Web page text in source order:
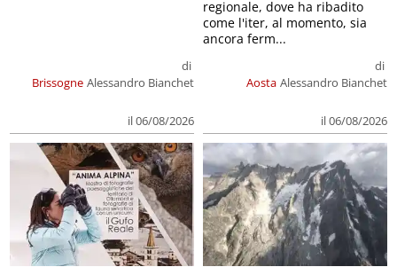
Brissogne
di
Alessandro Bianchet
il 06/08/2026
Aosta
di
Alessandro Bianchet
il 06/08/2026
regionale, dove ha ribadito
come l'iter, al momento, sia
ancora ferm...